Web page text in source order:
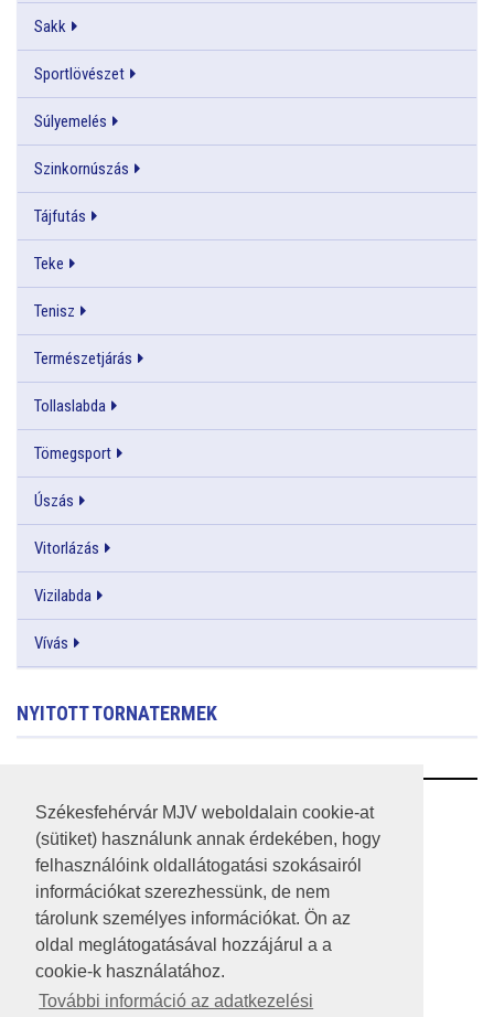
Székesfehérvár MJV weboldalain cookie-at
(sütiket) használunk annak érdekében, hogy
felhasználóink oldallátogatási szokásairól
információkat szerezhessünk, de nem
tárolunk személyes információkat. Ön az
oldal meglátogatásával hozzájárul a a
cookie-k használatához.
További információ az adatkezelési
Sakk
Sportlövészet
Súlyemelés
Szinkornúszás
Tájfutás
Teke
Tenisz
Természetjárás
Tollaslabda
Tömegsport
Úszás
Vitorlázás
Vizilabda
Vívás
NYITOTT TORNATERMEK
RSS
A HONLAP 2017.03.31-I ÁLLAPOTA
JOGI NYILATKOZAT
IMPRESSZUM